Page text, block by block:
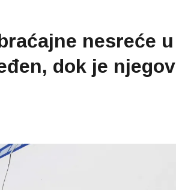
nesreće u
dok je njegov